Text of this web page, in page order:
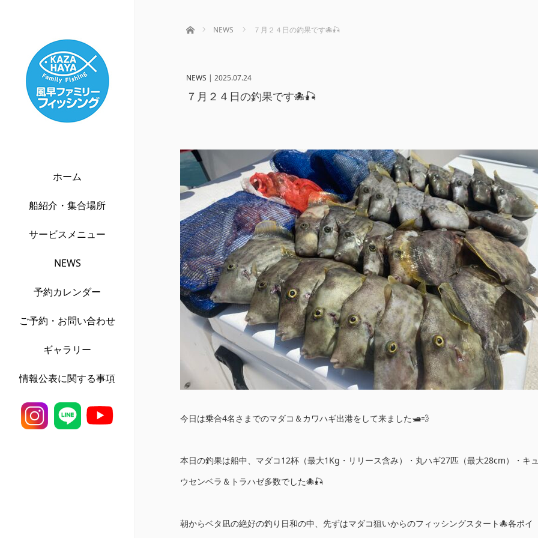
ホーム
船紹介・集合場所
サービスメニュー
NEWS
予約カレンダー
ご予約・お問い合わせ
ギャラリー
情報公表に関する事項
ホーム NEWS ７月２４日の釣果です🐙🎣
NEWS | 2025.07.24
７月２４日の釣果です🐙🎣
今日は乗合4名さまでのマダコ＆カワハギ出港をして来ました🛥️💨
本日の釣果は船中、マダコ12杯（最大1Kg・リリース含み）・丸ハギ27匹（最大28cm）・キ
ウセンベラ＆トラハゼ多数でした🐙🎣
朝からベタ凪の絶好の釣り日和の中、先ずはマダコ狙いからのフィッシングスタート🐙各ポイ